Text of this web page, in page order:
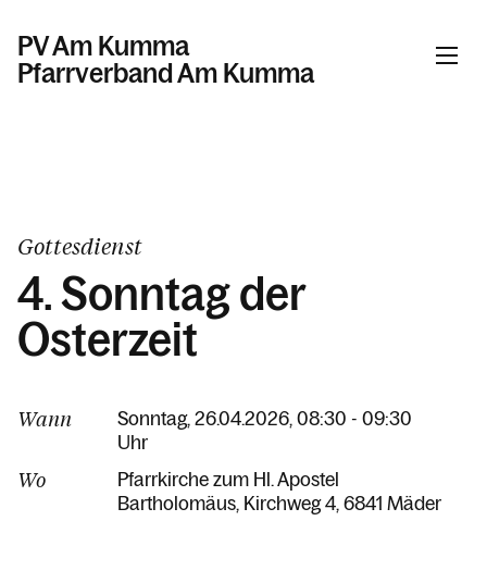
PV Am Kumma
Pfarrverband Am Kumma
Kalender
Personen
Kontakt
Gottesdienst
4. Sonntag der
Osterzeit
Wann
Sonntag, 26.04.2026, 08:30 - 09:30
Uhr
Wo
Pfarrkirche zum Hl. Apostel
Bartholomäus Kirchweg 4 6841 Mäder